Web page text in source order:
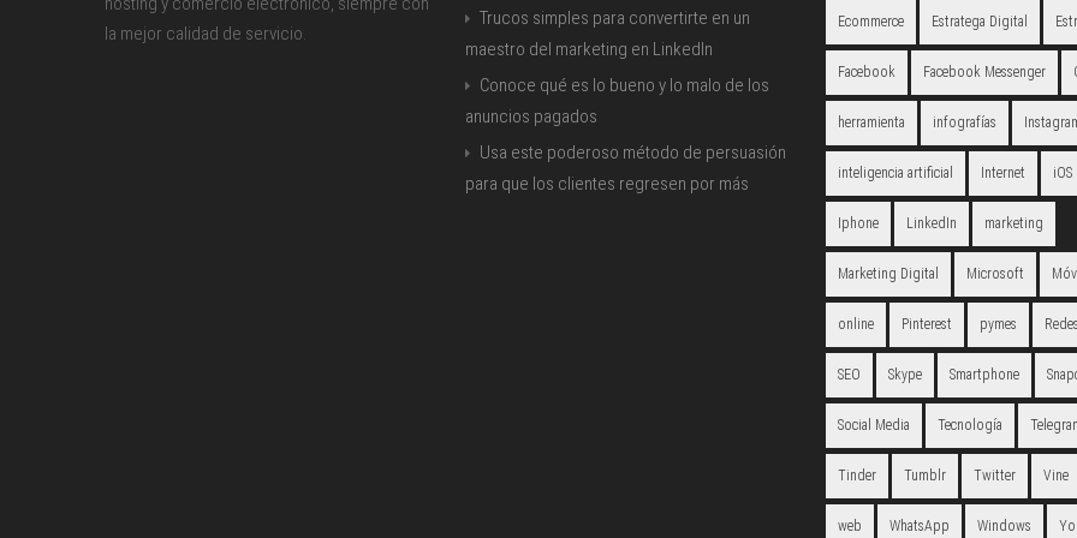
la mejor calidad de servicio.
Trucos simples para convertirte en un
maestro del marketing en LinkedIn
Conoce qué es lo bueno y lo malo de los
anuncios pagados
Usa este poderoso método de persuasión
para que los clientes regresen por más
Ecommerce Estratega Digital
Facebook Facebook Messenger
herramienta infografías
inteligencia artificial Internet iOS
Iphone LinkedIn marketing
Marketing Digital Microsoft
online Pinterest pymes
SEO Skype Smartphone
Social Media Tecnología
Tinder Tumblr Twitter Vine
web WhatsApp Windows